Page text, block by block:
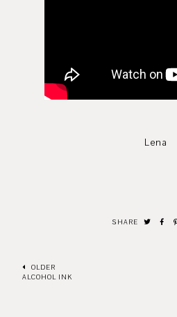
Lena
SHARE
OLDER
ALCOHOL INK